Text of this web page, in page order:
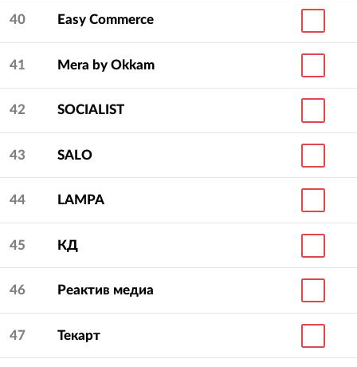
40 Easy Commerce
41 Mera by Okkam
42 SOCIALIST
43 SALO
44 LAMPA
45 КД
46 Реактив медиа
47 Текарт